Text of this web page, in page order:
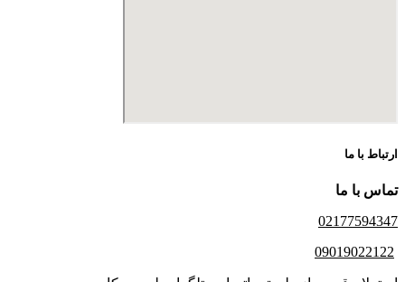
ارتباط با ما
تماس با ما
02177594347
09019022122